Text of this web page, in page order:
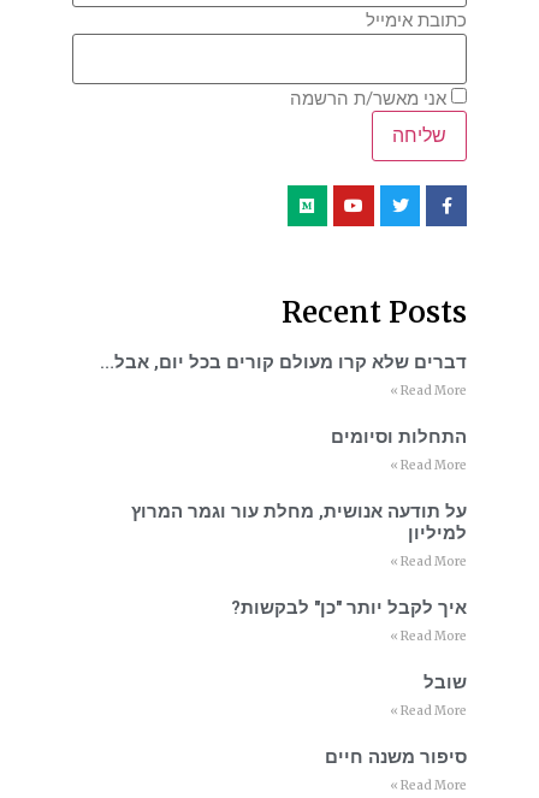
כתובת אימייל
אני מאשר/ת הרשמה
Recent Posts
דברים שלא קרו מעולם קורים בכל יום, אבל…
Read More »
התחלות וסיומים
Read More »
על תודעה אנושית, מחלת עור וגמר המרוץ
למיליון
Read More »
איך לקבל יותר "כן" לבקשות?
Read More »
שובל
Read More »
סיפור משנה חיים
Read More »